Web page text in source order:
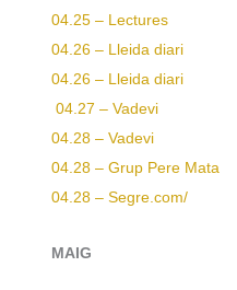
04.25 – Lectures
04.26 – Lleida diari
04.26 – Lleida diari
04.27 – Vadevi
04.28 – Vadevi
04.28 – Grup Pere Mata
04.28 – Segre.com/
MAIG